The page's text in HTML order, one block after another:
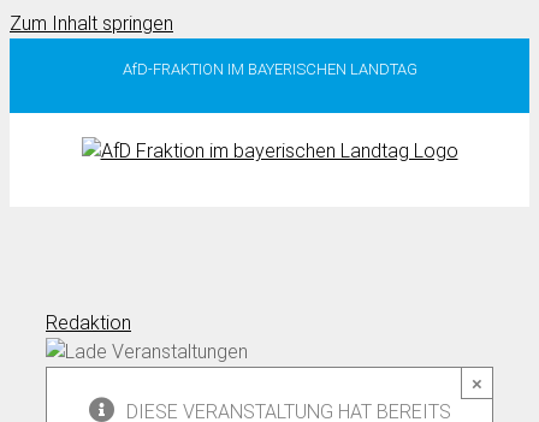
Zum Inhalt springen
AfD-FRAKTION IM BAYERISCHEN LANDTAG
Redaktion
×
DIESE VERANSTALTUNG HAT BEREITS